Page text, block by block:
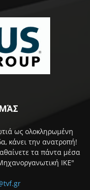
ως ολοκληρωμένη
κάνει την ανατροπή!
τα πάντα μέσα
ΙΚΕ"